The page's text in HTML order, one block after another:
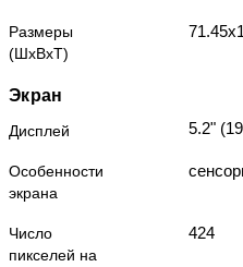
Размеры
(ШxВxТ)
Экран
Дисплей 5.2"
Особенности
экрана
Число
пикселей на
424